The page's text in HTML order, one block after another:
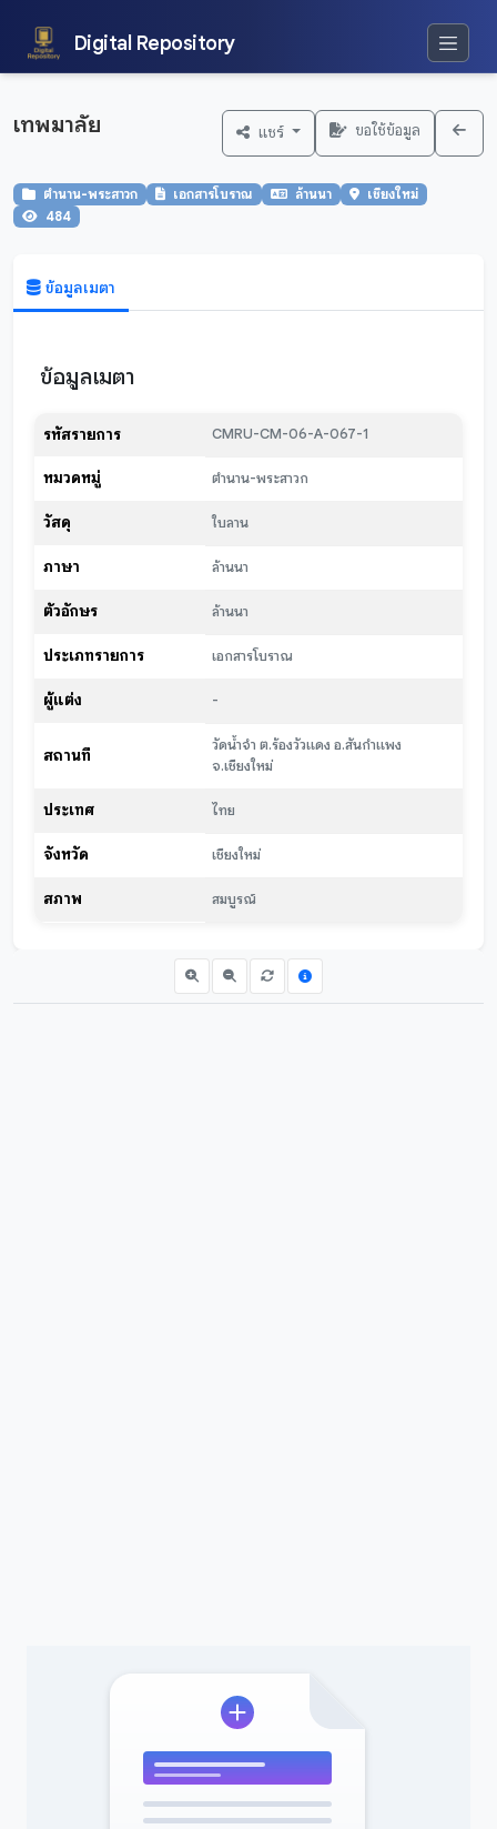
Digital Repository
เทพมาลัย แชร์ ขอใช้ข้อมูล
ตำนาน-พระสาวก เอกสารโบราณ ล้านนา
เชียงใหม่
484
ข้อมูลเมตา
ข้อมูลเมตา
รหัสรายการ CMRU-CM-06-A-067-1
หมวดหมู่ ตำนาน-พระสาวก
วัสดุ ใบลาน
ภาษา ล้านนา
ตัวอักษร ล้านนา
ประเภทรายการ เอกสารโบราณ
ผู้แต่ง -
สถานที่
วัดน้ำจำ ต.ร้องวัวแดง อ.สันกำแพง
จ.เชียงใหม่
ประเทศ ไทย
จังหวัด เชียงใหม่
สภาพ สมบูรณ์